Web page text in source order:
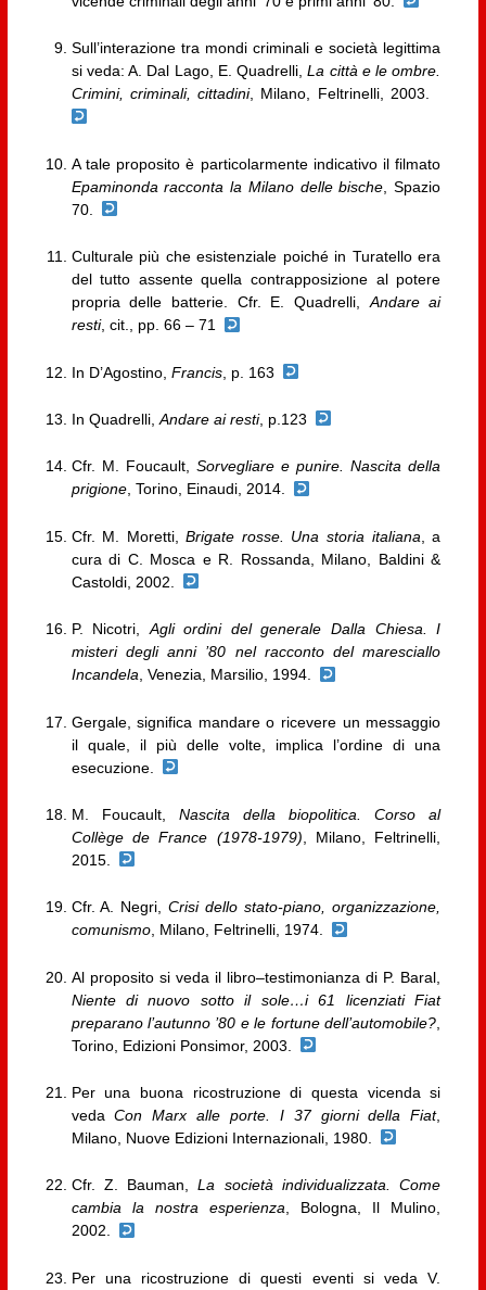
Sull’interazione tra mondi criminali e società legittima
si veda: A. Dal Lago, E. Quadrelli,La città e le ombre.
Crimini, criminali, cittadini, Milano, Feltrinelli, 2003.
A tale proposito è particolarmente indicativo il filmato
Epaminonda racconta la Milano delle bische , Spazio
70.
Culturale più che esistenziale poiché in Turatello era
del tutto assente quella contrapposizione al potere
propria delle batterie. Cfr. E. Quadrelli, Andare ai
resti, cit., pp. 66 – 71
In D’Agostino, Francis, p. 163
In Quadrelli, Andare ai resti, p.123
Cfr. M. Foucault, Sorvegliare e punire. Nascita della
prigione, Torino, Einaudi, 2014.
Cfr. M. Moretti,Brigate rosse. Una storia italiana , a
cura di C. Mosca e R. Rossanda, Milano, Baldini &
Castoldi, 2002.
P. Nicotri, Agli ordini del generale Dalla Chiesa. I
misteri degli anni ’80 nel racconto del maresciallo
Incandela , Venezia, Marsilio, 1994.
Gergale, significa mandare o ricevere un messaggio
il quale, il più delle volte, implica l’ordine di una
esecuzione.
M. Foucault, Nascita della biopolitica. Corso al
Collège de France (1978-1979) , Milano, Feltrinelli,
2015.
Cfr. A. Negri,Crisi dello stato-piano, organizzazione,
comunismo, Milano, Feltrinelli, 1974.
Al proposito si veda il libro–testimonianza di P. Baral,
Niente di nuovo sotto il sole…i 61 licenziati Fiat
preparano l’autunno ’80 e le fortune dell’automobile?
Torino, Edizioni Ponsimor, 2003.
Per una buona ricostruzione di questa vicenda si
vedaCon Marx alle porte. I 37 giorni della Fiat,
Milano, Nuove Edizioni Internazionali, 1980.
Cfr. Z. Bauman,La società individualizzata. Come
cambia la nostra esperienza, Bologna, Il Mulino,
2002.
Per una ricostruzione di questi eventi si veda V.